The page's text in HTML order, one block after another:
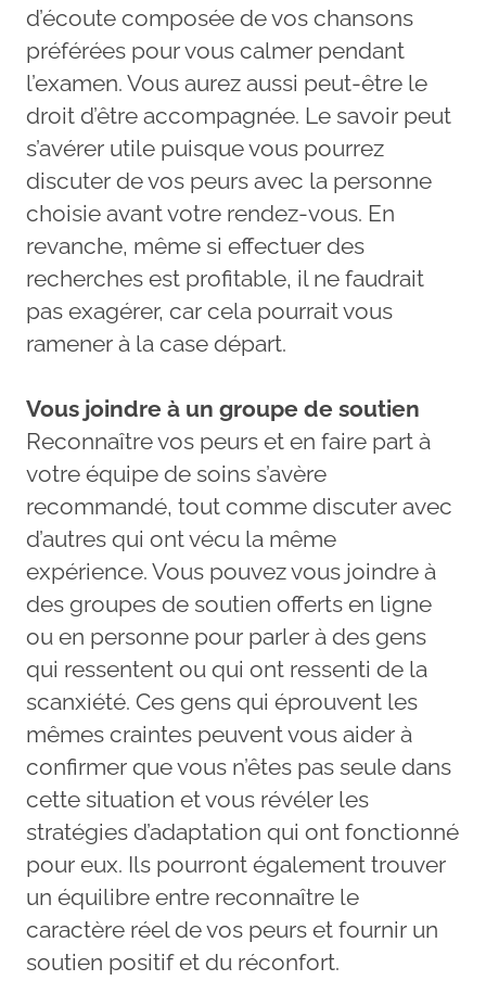
d’écoute composée de vos chansons
préférées pour vous calmer pendant
l’examen. Vous aurez aussi peut-être le
droit d’être accompagnée. Le savoir peut
s’avérer utile puisque vous pourrez
discuter de vos peurs avec la personne
choisie avant votre rendez-vous. En
revanche, même si effectuer des
recherches est profitable, il ne faudrait
pas exagérer, car cela pourrait vous
ramener à la case départ.
Vous joindre à un groupe de soutien
Reconnaître vos peurs et en faire part à
votre équipe de soins s’avère
recommandé, tout comme discuter avec
d’autres qui ont vécu la même
expérience. Vous pouvez vous joindre à
des groupes de soutien offerts en ligne
ou en personne pour parler à des gens
qui ressentent ou qui ont ressenti de la
scanxiété. Ces gens qui éprouvent les
mêmes craintes peuvent vous aider à
confirmer que vous n’êtes pas seule dans
cette situation et vous révéler les
stratégies d’adaptation qui ont fonctionné
pour eux. Ils pourront également trouver
un équilibre entre reconnaître le
caractère réel de vos peurs et fournir un
soutien positif et du réconfort.